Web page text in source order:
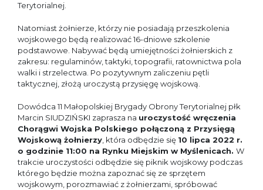
Terytorialnej.
Natomiast żołnierze, którzy nie posiadają przeszkolenia
wojskowego będą realizować 16-dniowe szkolenie
podstawowe. Nabywać będą umiejętności żołnierskich z
zakresu: regulaminów, taktyki, topografii, ratownictwa pola
walki i strzelectwa. Po pozytywnym zaliczeniu pętli
taktycznej, złożą uroczystą przysięgę wojskową.
Dowódca 11 Małopolskiej Brygady Obrony Terytorialnej płk
Marcin SIUDZIŃSKI zaprasza na uroczystość wręczenia
Chorągwi Wojska Polskiego połączoną z Przysięgą
Wojskową żołnierzy, która odbędzie się 10 lipca 2022 r.
o godzinie 11:00 na Rynku Miejskim w Myślenicach. W
trakcie uroczystości odbędzie się piknik wojskowy podczas
którego będzie można zapoznać się ze sprzętem
wojskowym, porozmawiać z żołnierzami, spróbować